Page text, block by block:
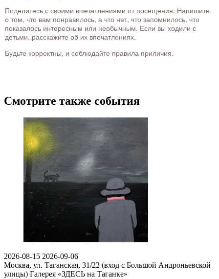
Поделитесь с своими впечатлениями от посещения. Напишите
о том, что вам понравилось, а что нет, что запомнилось, что
показалось интересным или необычным. Если вы ходили с
детьми, расскажите об их впечатлениях.
Будьте корректны, и соблюдайте правила приличия.
Смотрите также события
2026-08-15 2026-09-06
Москва, ул. Таганская, 31/22 (вход с Большой Андроньевской
улицы) Галерея «ЗДЕСЬ на Таганке»